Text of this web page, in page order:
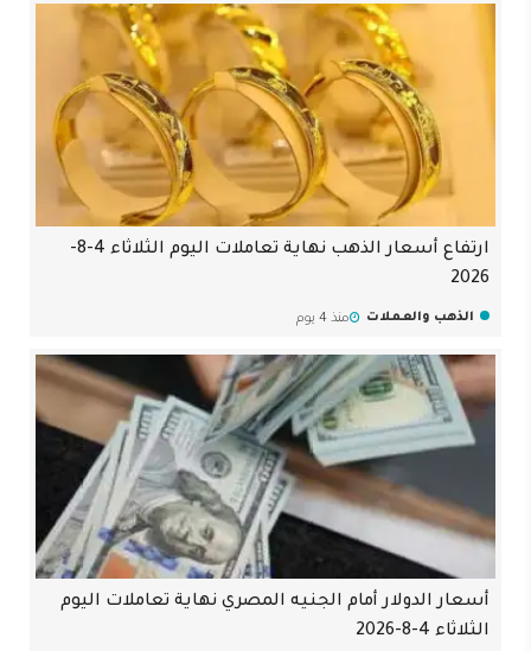
ارتفاع أسعار الذهب نهاية تعاملات اليوم الثلاثاء 4-8-
2026
الذهب والعملات منذ 4 يوم
أسعار الدولار أمام الجنيه المصري نهاية تعاملات اليوم
الثلاثاء 4-8-2026